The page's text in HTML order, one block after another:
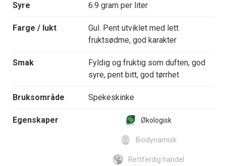
Syre 6.9 gram per liter
Farge / lukt
Gul. Pent utviklet med lett
fruktsødme, god karakter
Smak
Fyldig og fruktig som duften, god
syre, pent bitt, god tørrhet
Bruksområde Spekeskinke
Egenskaper Økologisk
Biodynamisk
Rettferdig handel